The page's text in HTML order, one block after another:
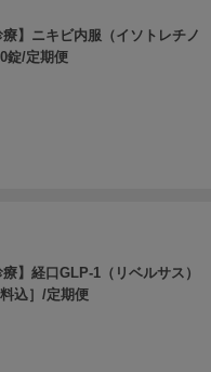
療】ニキビ内服（イソトレチノ
錠/定期便
療】経口GLP-1（リベルサス）
込］/定期便